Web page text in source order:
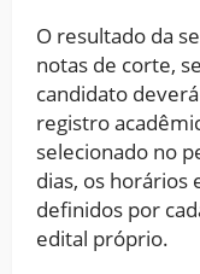
O resultado da
notas de corte,
candidato
registro
selecionado no
dias, os horários
definidos por
edital próprio.